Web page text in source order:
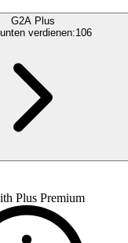
G2A Plus
verdienen:106
Plus Premium